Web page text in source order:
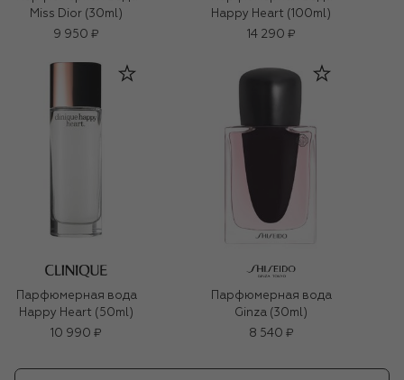
Miss Dior (30ml)
9 950 ₽
Happy Heart (100ml)
14 290 ₽
Парфюмерная вода
Happy Heart (50ml)
10 990 ₽
Парфюмерная вода
Ginza (30ml)
8 540 ₽